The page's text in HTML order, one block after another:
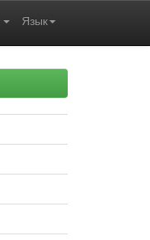
Язык